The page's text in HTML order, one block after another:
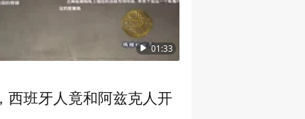
01:33
西班牙人竟和阿兹克人开